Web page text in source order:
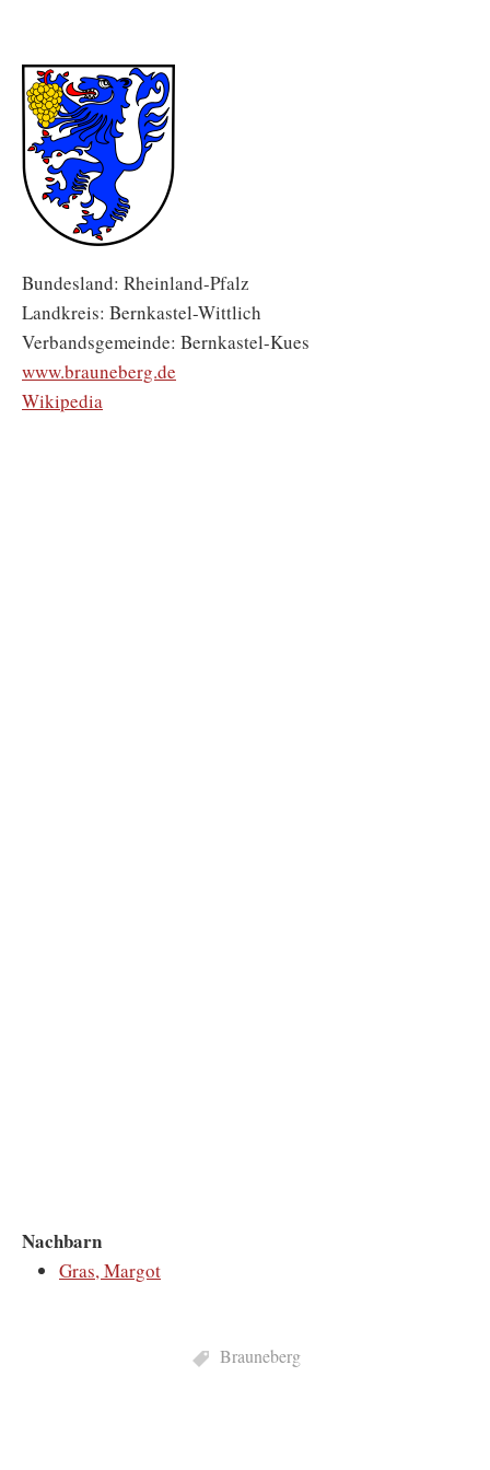
Bundesland: Rheinland-Pfalz
Landkreis: Bernkastel-Wittlich
Verbandsgemeinde: Bernkastel-Kues
www.brauneberg.de
Wikipedia
Nachbarn
Gras, Margot
Brauneberg